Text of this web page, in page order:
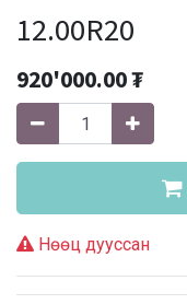
12.00R20
920'000.00₮
Нөөц дууссан